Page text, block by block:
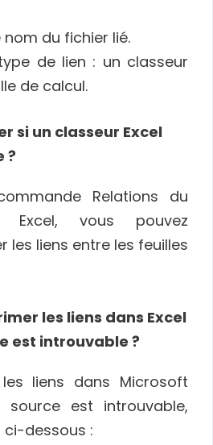
nom du fichier lié.
de lien : un classeur
de calcul.
si un classeur Excel
?
Relations du
Excel, vous pouvez
les liens entre les feuilles
les liens dans Excel
est introuvable ?
liens dans Microsoft
source est introuvable,
ci-dessous :